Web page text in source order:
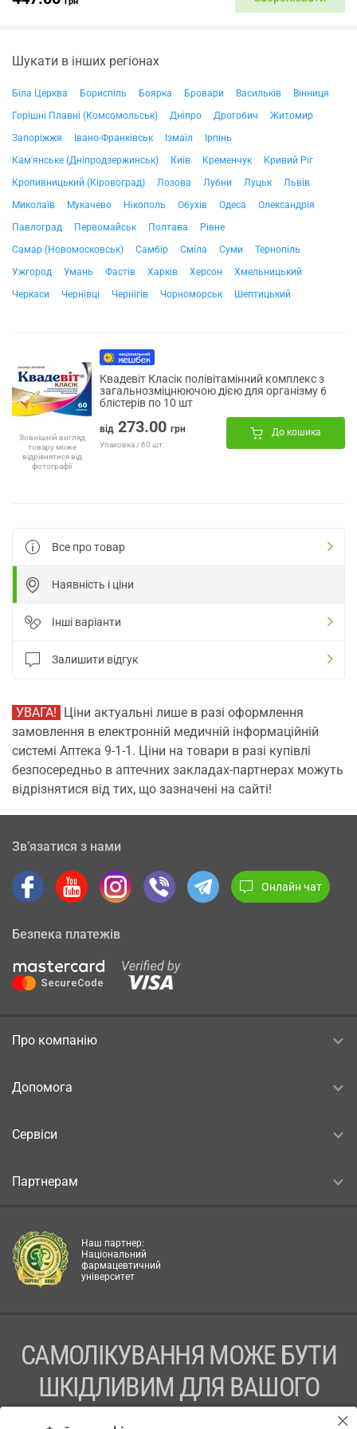
Шукати в інших регіонах
Біла Церква Бориспіль Боярка Бровари Васильків
Вінниця
Горішні Плавні (Комсомольськ)
Дніпро Дрогобич
Житомир
Запоріжжя
Івано-Франківськ Ізмаїл
Ірпінь
Кам'янське (Дніпродзержинськ)
Київ Кременчук
Кривий Ріг
Кропивницький (Кіровоград)
Лозова Лубни Луцьк
Львів
Миколаїв
Мукачево Нікополь Обухів Одеса
Олександрія
Павлоград
Первомайськ Полтава
Рівне
Самар (Новомосковськ)
Самбір Сміла Суми
Тернопіль
Ужгород
Умань Фастів Харків Херсон
Хмельницький
Черкаси
Чернівці Чернігів Чорноморськ Шептицький
Зовнішній вигляд
товару може
відрізнятися від
фотографії
Квадевіт Класік полівітамінний комплекс з
загальнозміцнюючою дією для організму 6
блістерів по 10 шт
від 273.00 грн
Упаковка / 60 шт.
До кошика
Все про товар
Наявність і ціни
Інші варіанти
Залишити відгук
УВАГА! Ціни актуальні лише в разі оформлення
замовлення в електронній медичній інформаційній
системі Аптека 9-1-1. Ціни на товари в разі купівлі
безпосередньо в аптечних закладах-партнерах можуть
відрізнятися від тих, що зазначені на сайті!
Зв’язатися з нами
Онлайн чат
Безпека платежів
Про компанію
Допомога
Сервіси
Партнерам
Наш партнер:
Національний
фармацевтичний
університет
САМОЛІКУВАННЯ МОЖЕ БУТИ
ШКІДЛИВИМ ДЛЯ ВАШОГО